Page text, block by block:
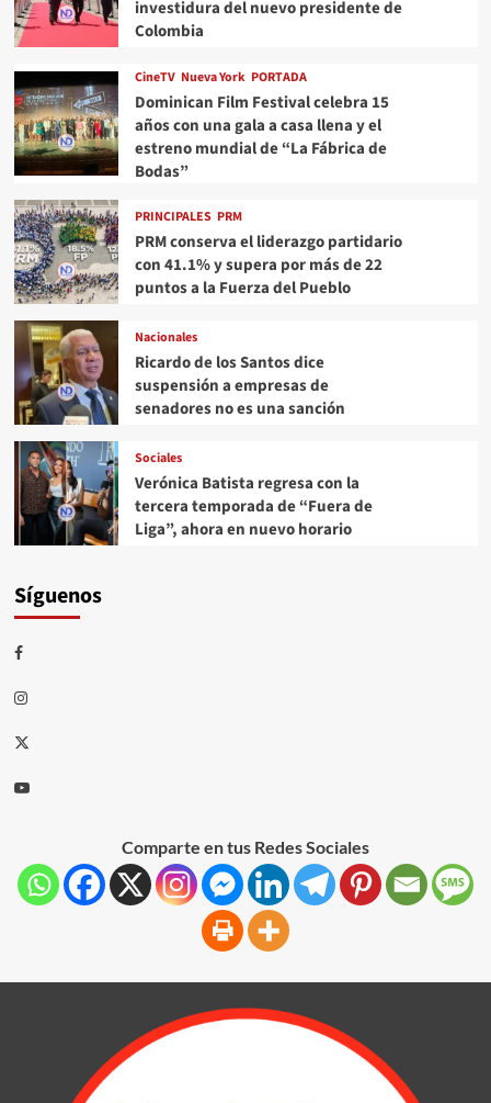
investidura del nuevo presidente de
Colombia
CineTV Nueva York PORTADA
Dominican Film Festival celebra 15
años con una gala a casa llena y el
estreno mundial de “La Fábrica de
Bodas”
PRINCIPALES PRM
PRM conserva el liderazgo partidario
con 41.1% y supera por más de 22
puntos a la Fuerza del Pueblo
Nacionales
Ricardo de los Santos dice
suspensión a empresas de
senadores no es una sanción
Sociales
Verónica Batista regresa con la
tercera temporada de “Fuera de
Liga”, ahora en nuevo horario
Síguenos
Comparte en tus Redes Sociales